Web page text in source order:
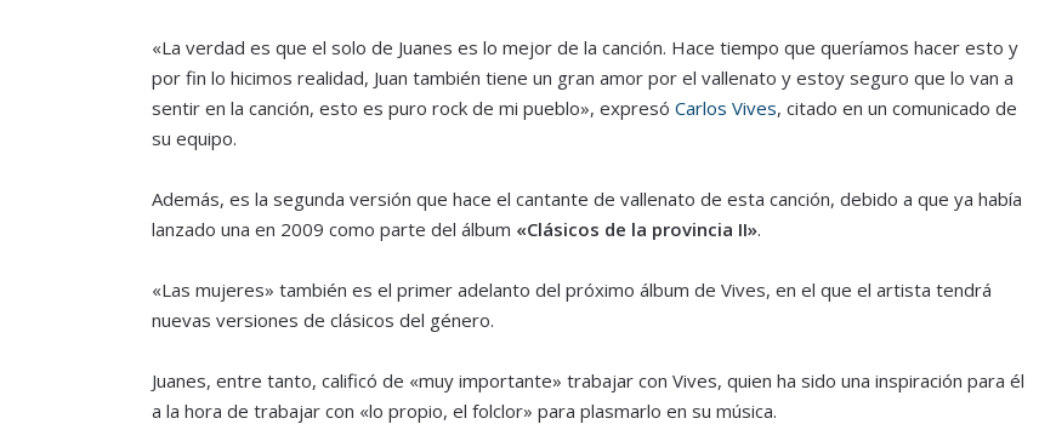
«La verdad es que el solo de Juanes es lo mejor de la canción. Hace tiempo que queríamos hacer esto y
por fin lo hicimos realidad, Juan también tiene un gran amor por el vallenato y estoy seguro que lo van a
sentir en la canción, esto es puro rock de mi pueblo», expresó Carlos Vives, citado en un comunicado de
su equipo.
Además, es la segunda versión que hace el cantante de vallenato de esta canción, debido a que ya había
lanzado una en 2009 como parte del álbum «Clásicos de la provincia II».
«Las mujeres» también es el primer adelanto del próximo álbum de Vives, en el que el artista tendrá
nuevas versiones de clásicos del género.
Juanes, entre tanto, calificó de «muy importante» trabajar con Vives, quien ha sido una inspiración para él
a la hora de trabajar con «lo propio, el folclor» para plasmarlo en su música.